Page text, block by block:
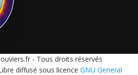
- Tous droits réservés
diffusé sous licence GNU General